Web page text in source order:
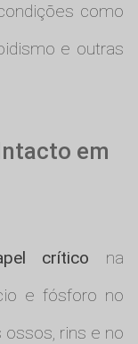
como
e outras
em
crítico na
e fósforo no
ossos, rins e no